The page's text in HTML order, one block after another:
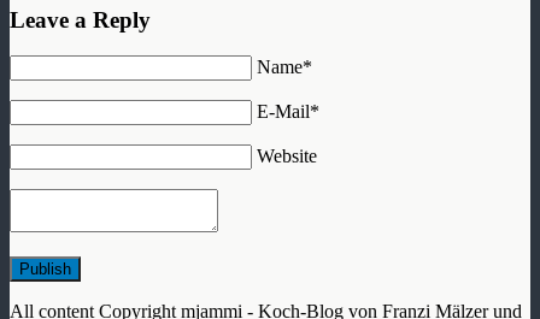
Leave a Reply
Name*
E-Mail*
Website
Publish
All content Copyright mjammi - Koch-Blog von Franzi Mälzer und